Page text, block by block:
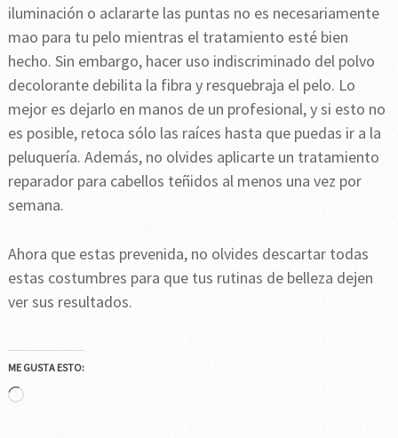
iluminación o aclararte las puntas no es necesariamente
mao para tu pelo mientras el tratamiento esté bien
hecho. Sin embargo, hacer uso indiscriminado del polvo
decolorante debilita la fibra y resquebraja el pelo. Lo
mejor es dejarlo en manos de un profesional, y si esto no
es posible, retoca sólo las raíces hasta que puedas ir a la
peluquería. Además, no olvides aplicarte un tratamiento
reparador para cabellos teñidos al menos una vez por
semana.
Ahora que estas prevenida, no olvides descartar todas
estas costumbres para que tus rutinas de belleza dejen
ver sus resultados.
ME GUSTA ESTO:
Cargando...